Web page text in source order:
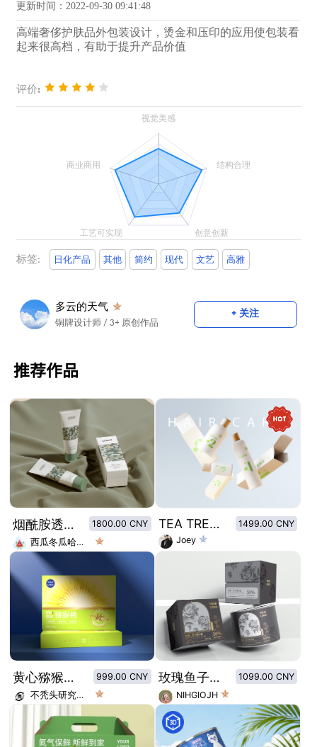
更新时间：2022-09-30 09:41:48
高端奢侈护肤品外包装设计，烫金和压印的应用使包装看
起来很高档，有助于提升产品价值
评价:
标签: 日化产品 其他 简约 现代 文艺 高雅
多云的天气
铜牌设计师 / 3+ 原创作品
+ 关注
推荐作品
烟酰胺透亮睡眠面膜
1800.00 CNY
西瓜冬瓜哈密瓜
TEA TREE OIL HAIR CARE
1499.00 CNY
Joey
黄心猕猴桃包装
999.00 CNY
不秃头研究中心
玫瑰鱼子精华霜包装设计
1099.00 CNY
NIHGIOJH